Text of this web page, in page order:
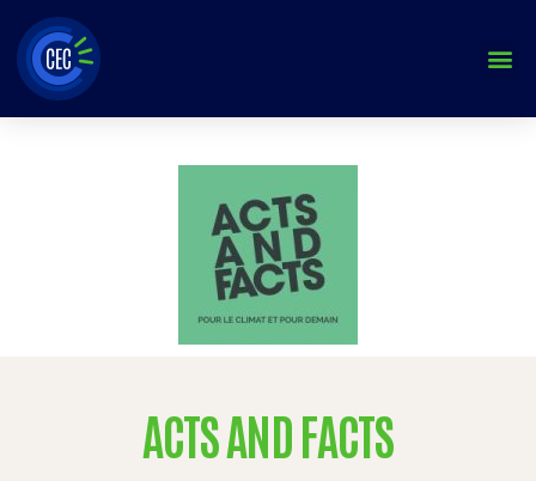
Aller
au
contenu
ACTS AND FACTS